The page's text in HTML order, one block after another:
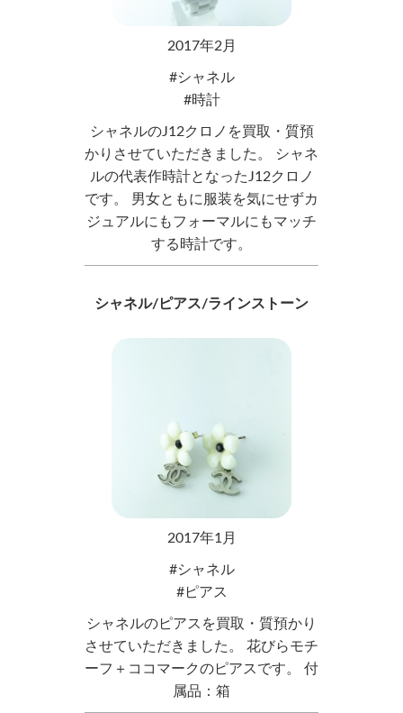
2017年2月
シャネル
時計
シャネルのJ12クロノを買取・質預
かりさせていただきました。 シャネ
ルの代表作時計となったJ12クロノ
です。 男女ともに服装を気にせずカ
ジュアルにもフォーマルにもマッチ
する時計です。
シャネル/ピアス/ラインストーン
2017年1月
シャネル
ピアス
シャネルのピアスを買取・質預かり
させていただきました。 花びらモチ
ーフ＋ココマークのピアスです。 付
属品：箱